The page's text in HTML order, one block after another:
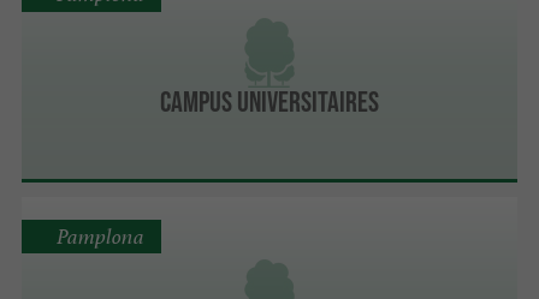
Campus Universitaires
Pamplona